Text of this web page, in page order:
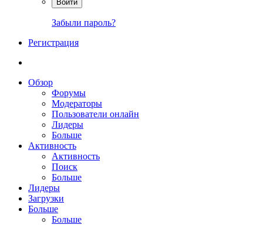
Войти
Забыли пароль?
Регистрация
Обзор
Форумы
Модераторы
Пользователи онлайн
Лидеры
Больше
Активность
Активность
Поиск
Больше
Лидеры
Загрузки
Больше
Больше